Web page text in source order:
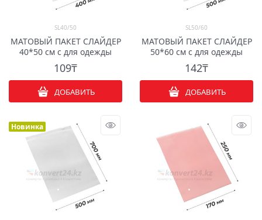
SL40/50
МАТОВЫЙ ПАКЕТ СЛАЙДЕР
40*50 см с для одежды
109₸
ДОБАВИТЬ
SL50/60
МАТОВЫЙ ПАКЕТ СЛАЙДЕР
50*60 см с для одежды
142₸
ДОБАВИТЬ
Новинка